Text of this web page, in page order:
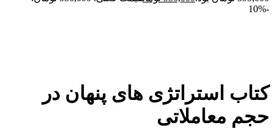
-10%
کتاب استراتژی های پنهان در
حجم معاملاتی